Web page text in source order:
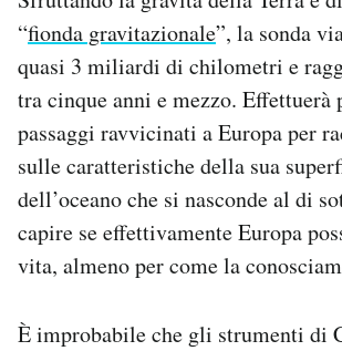
“fionda gravitazionale”, la sonda
quasi 3 miliardi di chilometri e
tra cinque anni e mezzo. Effettuerà
passaggi ravvicinati a Europa per
sulle caratteristiche della sua
dell’oceano che si nasconde al di
capire se effettivamente Europa
vita, almeno per come la
È improbabile che gli strumenti di